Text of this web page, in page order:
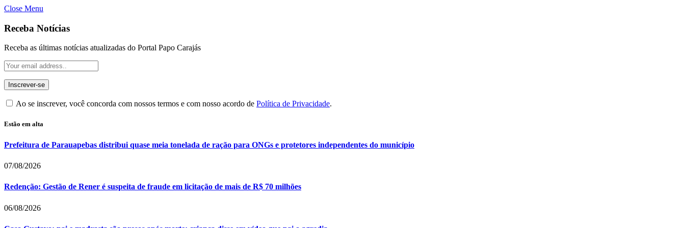
Close Menu
Receba Notícias
Receba as últimas notícias atualizadas do Portal Papo Carajás
Ao se inscrever, você concorda com nossos termos e com nosso acordo de Política de Privacidade.
Estão em alta
Prefeitura de Parauapebas distribui quase meia tonelada de ração para ONGs e protetores independentes do município
07/08/2026
Redenção: Gestão de Rener é suspeita de fraude em licitação de mais de R$ 70 milhões
06/08/2026